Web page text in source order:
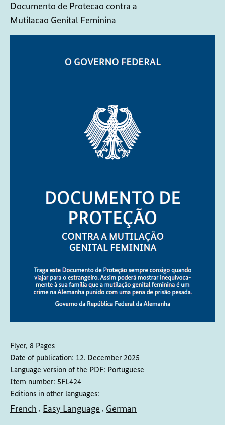
Documento de Protecao contra a
Mutilacao Genital Feminina
Flyer, 8 Pages
Date of publication: 12. December 2025
Language version of the PDF: Portuguese
Item number: 5FL424
Editions in other languages:
French , Easy Language , German